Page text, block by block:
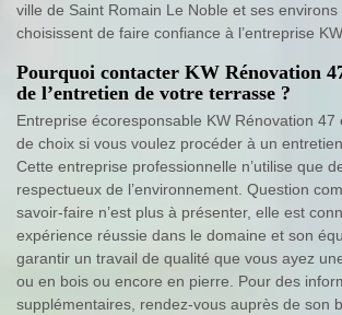
ville de Saint Romain Le Noble et ses
choisissent de faire confiance à l’entreprise
Pourquoi contacter KW Rénovation
de l’entretien de votre terrasse ?
Entreprise écoresponsable KW Rénovation 47
de choix si vous voulez procéder à un
Cette entreprise professionnelle n’utilise que
respectueux de l’environnement. Question
savoir-faire n’est plus à présenter, elle est
expérience réussie dans le domaine et son
garantir un travail de qualité que vous ayez
ou en bois ou encore en pierre. Pour des
supplémentaires, rendez-vous auprès de son